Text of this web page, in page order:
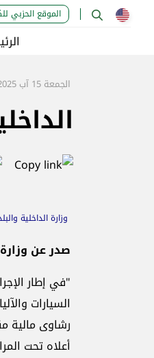
الموقع الحزبي
الجمعة 15 آب 2025 14:33:41
وزارة الداخلية
صدر عن وزارة
"في إطار
السيارات
رشاوى مالية
أعلاه تحت